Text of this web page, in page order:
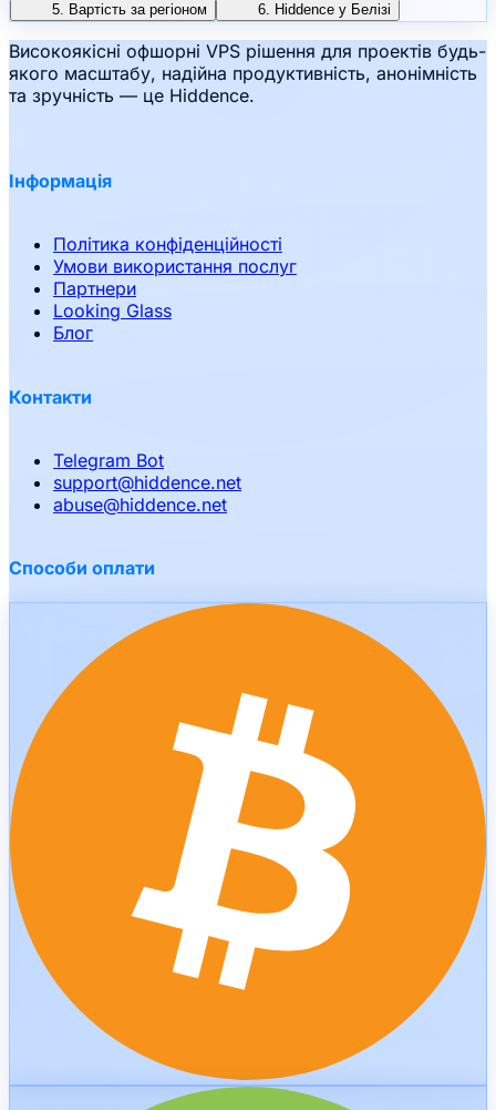
5. Вартість за регіоном 6. Hiddence у Белізі
Високоякісні офшорні VPS рішення для проектів будь-
якого масштабу, надійна продуктивність, анонімність
та зручність — це Hiddence.
Інформація
Політика конфіденційності
Умови використання послуг
Партнери
Looking Glass
Блог
Контакти
Telegram Bot
support@hiddence.net
abuse@hiddence.net
Способи оплати